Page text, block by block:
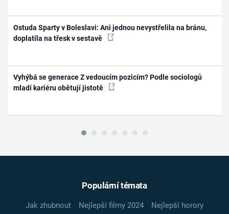
Ostuda Sparty v Boleslavi: Ani jednou nevystřelila na bránu,
doplatila na třesk v sestavě
Vyhýbá se generace Z vedoucím pozicím? Podle sociologů
mladí kariéru obětují jistotě
Populární témata
Jak zhubnout Nejlepší filmy 2024
Nejlepší horory